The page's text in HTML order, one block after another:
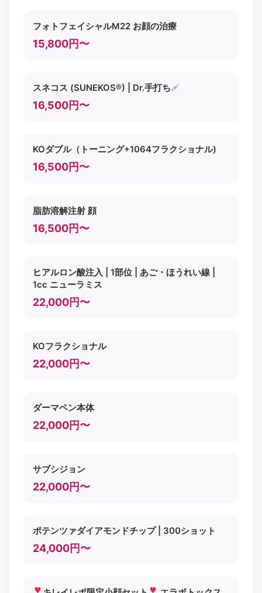
フォトフェイシャルM22 お顔の治療
15,800円〜
スネコス (SUNEKOS®) | Dr.手打ち
16,500円〜
KOダブル（トーニング+1064フラクショナル)
16,500円〜
脂肪溶解注射 顔
16,500円〜
ヒアルロン酸注入 | 1部位 | あご・ほうれい線 |
1cc ニューラミス
22,000円〜
KOフラクショナル
22,000円〜
ダーマペン本体
22,000円〜
サブシジョン
22,000円〜
ポテンツァダイアモンドチップ | 300ショット
24,000円〜